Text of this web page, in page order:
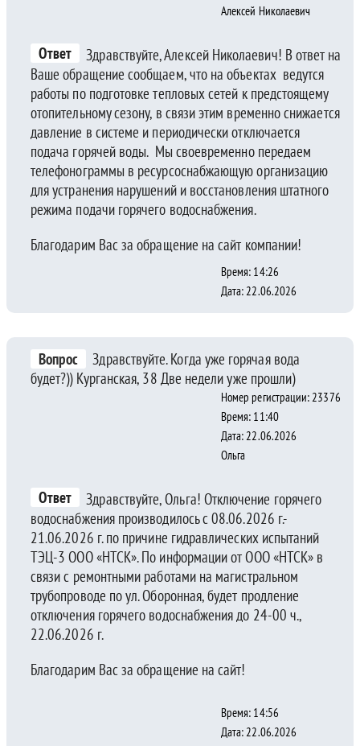
Алексей Николаевич
Ответ
Здравствуйте, Алексей Николаевич! В ответ на
Ваше обращение сообщаем, что на объектах ведутся
работы по подготовке тепловых сетей к предстоящему
отопительному сезону, в связи этим временно снижается
давление в системе и периодически отключается
подача горячей воды. Мы своевременно передаем
телефонограммы в ресурсоснабжающую организацию
для устранения нарушений и восстановления штатного
режима подачи горячего водоснабжения.
Благодарим Вас за обращение на сайт компании!
Время: 14:26
Дата: 22.06.2026
Вопрос
Здравствуйте. Когда уже горячая вода
будет?)) Курганская, 38 Две недели уже прошли)
Номер регистрации: 23376
Время: 11:40
Дата: 22.06.2026
Ольга
Ответ
Здравствуйте, Ольга! Отключение горячего
водоснабжения производилось с 08.06.2026 г.-
21.06.2026 г. по причине гидравлических испытаний
ТЭЦ-3 ООО «НТСК». По информации от ООО «НТСК» в
связи с ремонтными работами на магистральном
трубопроводе по ул. Оборонная, будет продление
отключения горячего водоснабжения до 24-00 ч.,
22.06.2026 г.
Благодарим Вас за обращение на сайт!
Время: 14:56
Дата: 22.06.2026